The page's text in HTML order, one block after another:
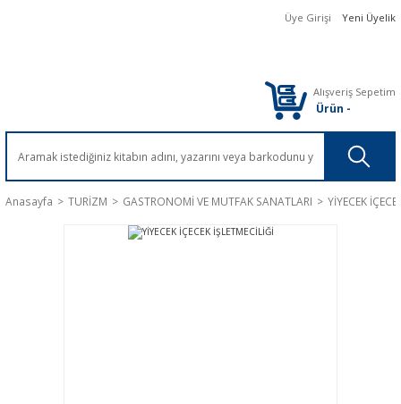
Üye Girişi Yeni Üyelik
Alışveriş Sepetim
Ürün -
Anasayfa TURİZM GASTRONOMİ VE MUTFAK SANATLARI YİYECEK